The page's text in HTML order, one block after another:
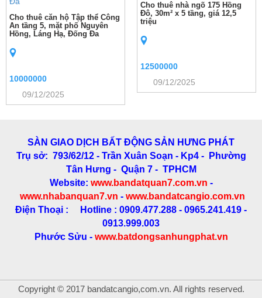
Cho thuê căn hộ Tập thể Công
An tầng 5, mặt phố Nguyên
Hồng, Láng Hạ, Đống Đa
10000000
09/12/2025
Cho thuê nhà ngõ 175 Hồng
Đô, 30m² x 5 tầng, giá 12,5
triệu
12500000
09/12/2025
SÀN GIAO DỊCH BẤT ĐỘNG SẢN HƯNG PHÁT
Trụ sở: 793/62/12 - Trần Xuân Soạn - Kp4 - Phường
Tân Hưng - Quận 7 - TPHCM
Website: www.bandatquan7.com.vn -
www.nhabanquan7.vn - www.bandatcangio.com.vn
Điện Thoại : Hotline : 0909.477.288 - 0965.241.419 -
0913.999.003
Phước Sửu - www.batdongsanhungphat.vn
Copyright © 2017 bandatcangio,com.vn. All rights reserved.